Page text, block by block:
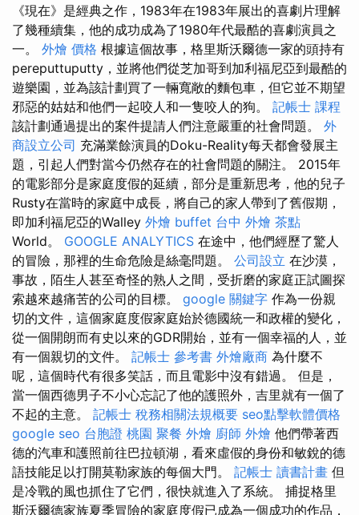
《現在》是經典之作，1983年在1983年展出的喜劇片理解
了幾種續集，他的成功成為了1980年代最酷的喜劇演員之
一。 外燴 價格 根據這個故事，格里斯沃爾德一家的頭持有
pereputtuputty，並將他們從芝加哥到加利福尼亞到最酷的
遊樂園，並為該計劃買了一輛寬敞的麵包車，但它並不期望
邪惡的姑姑和他們一起咬人和一隻咬人的狗。 記帳士 課程
該計劃通過提出的案件提請人們注意嚴重的社會問題。 外
商設立公司 充滿業餘演員的Doku-Reality每天都會發展主
題，引起人們對當今仍然存在的社會問題的關注。 2015年
的電影部分是家庭度假的延續，部分是重新思考，他的兒子
Rusty在當時的家庭中成長，將自己的家人帶到了舊假期，
即加利福尼亞的Walley 外燴 buffet 台中 外燴 茶點
World。 GOOGLE ANALYTICS 在途中，他們經歷了驚人
的冒險，那裡的生命危險是絲毫問題。 公司設立 在沙漠，
事故，陌生人甚至奇怪的熟人之間，受折磨的家庭正試圖探
索越來越痛苦的公司的目標。 google 關鍵字 作為一份親
切的文件，這個家庭度假家庭始於德國統一和政權的變化，
從一個開朗而有史以來的GDR開始，並有一個幸福的人，並
有一個親切的文件。 記帳士 參考書 外燴廠商 為什麼不
呢，這個時代有很多笑話，而且電影中沒有錯過。 但是，
當一個西德男子不小心忘記了他的護照外，吉里就有一個了
不起的主意。 記帳士 稅務相關法規概要 seo點擊軟體價格
google seo 台胞證 桃園 聚餐 外燴 廚師 外燴 他們帶著西
德的汽車和護照前往巴拉頓湖，看來虛假的身份和敏銳的德
語技能足以打開莫勒家族的每個大門。 記帳士 讀書計畫 但
是冷戰的風也抓住了它們，很快就進入了系統。 捕捉格里
斯沃爾德家族夏季冒險的家庭度假已成為一個成功的作品，